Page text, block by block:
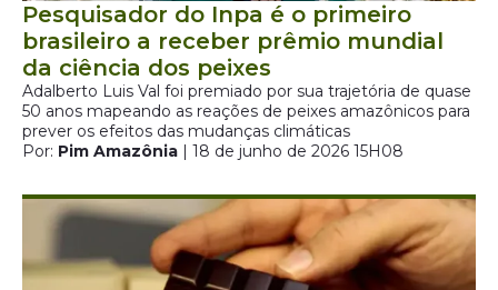
Pesquisador do Inpa é o primeiro
brasileiro a receber prêmio mundial
da ciência dos peixes
Adalberto Luis Val foi premiado por sua trajetória de quase
50 anos mapeando as reações de peixes amazônicos para
prever os efeitos das mudanças climáticas
Por: Pim Amazônia | 18 de junho de 2026 15H08